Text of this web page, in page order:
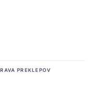
PREKLEPOV